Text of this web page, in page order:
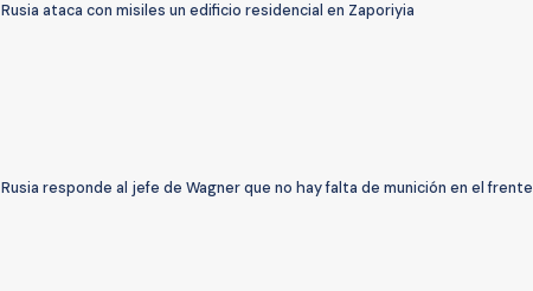
Rusia ataca con misiles un edificio residencial en Zaporiyia
Rusia responde al jefe de Wagner que no hay falta de munición en el frente